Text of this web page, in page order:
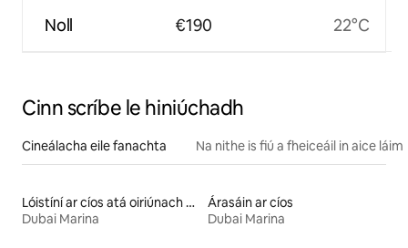
Noll €190 22°C
Cinn scríbe le hiniúchadh
Cineálacha eile fanachta Na nithe is fiú a fheiceáil in aice
Lóistíní ar cíos atá oiriúnach do theaghlaigh
Dubai Marina
Árasáin ar cíos
Dubai Marina